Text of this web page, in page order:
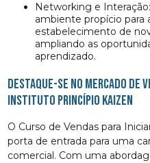
Networking e Interação: O curso proporciona um
ambiente propício para
estabelecimento de
ampliando as
aprendizado.
Destaque-se no Mercado de
Instituto Princípio Kaizen
O Curso de Vendas para
porta de entrada para uma
comercial. Com uma